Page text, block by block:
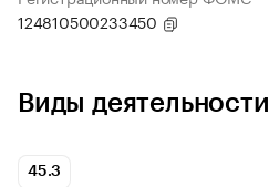
124810500233450
Виды деятельности
45.3